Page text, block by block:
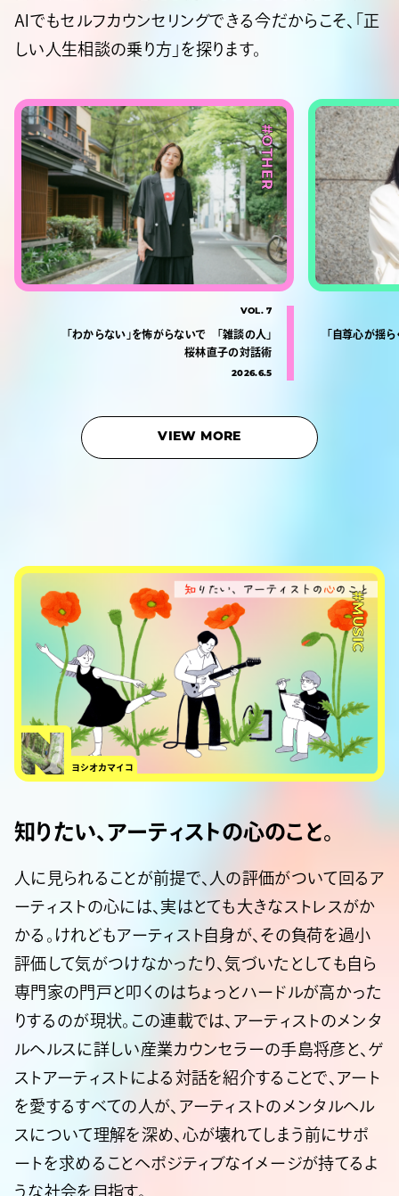
AIでもセルフカウンセリングできる今だからこそ、「正
しい人生相談の乗り方」を探ります。
#OTHER
VOL. 7
「わからない」を怖がらないで 「雑談の人」
桜林直子の対話術
2026.6.5
「自尊心が揺
VIEW MORE
#MUSIC
ヨシオカマイコ
知りたい、アーティストの心のこと。
人に見られることが前提で、人の評価がついて回るア
ーティストの心には、実はとても大きなストレスがか
かる。けれどもアーティスト自身が、その負荷を過小
評価して気がつけなかったり、気づいたとしても自ら
専門家の門戸と叩くのはちょっとハードルが高かった
りするのが現状。この連載では、アーティストのメンタ
ルヘルスに詳しい産業カウンセラーの手島将彦と、ゲ
ストアーティストによる対話を紹介することで、アート
を愛するすべての人が、アーティストのメンタルヘル
スについて理解を深め、心が壊れてしまう前にサポ
ートを求めることへポジティブなイメージが持てるよ
うな社会を目指す。